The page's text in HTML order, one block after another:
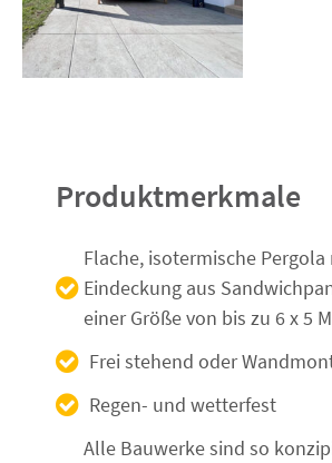
Produktmerkmale
Flache, isotermische
Eindeckung aus
einer Größe von bis zu 6 x 5
Frei stehend oder
Regen- und wetterfest
Alle Bauwerke sind so